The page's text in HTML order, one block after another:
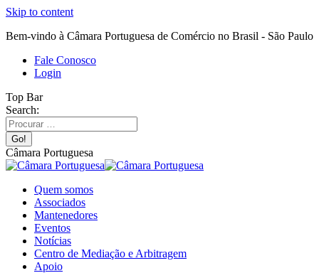
Skip to content
Bem-vindo à Câmara Portuguesa de Comércio no Brasil - São Paulo
Fale Conosco
Login
Top Bar
Search:
Câmara Portuguesa
Quem somos
Associados
Mantenedores
Eventos
Notícias
Centro de Mediação e Arbitragem
Apoio